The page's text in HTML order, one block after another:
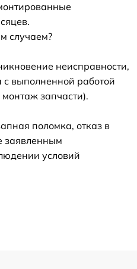
случаем?
неисправности,
выполненной работой
запчасти).
поломка, отказ в
заявленным
условий